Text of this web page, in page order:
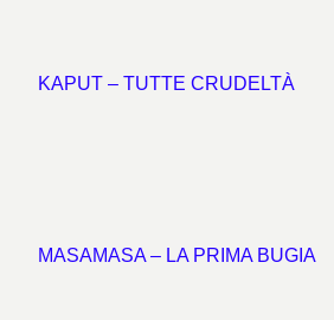
KAPUT – TUTTE CRUDELTÀ
MASAMASA – LA PRIMA BUGIA